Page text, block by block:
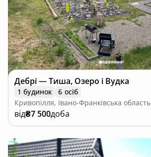
Дебрі — Тиша, Озеро і Вудка
1 будинок
6 осіб
Кривопілля, Івано-Франківська область
від₴7 500доба